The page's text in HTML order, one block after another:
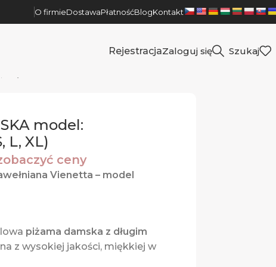
O firmieDostawaPłatnośćBlogKontakt
RejestracjaZaloguj się
Szukaj
model:
L, XL)
ceny
Vienetta – model
piżama damska z długim
z wysokiej jakości, miękkiej w